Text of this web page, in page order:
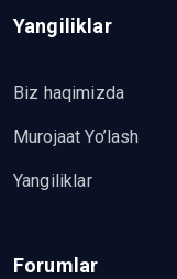
Yangiliklar
Biz haqimizda
Murojaat Yo’lash
Yangiliklar
Forumlar